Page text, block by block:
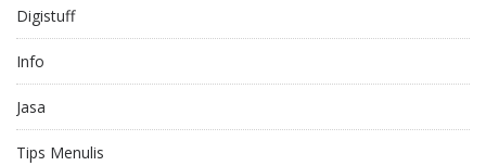
Digistuff
Info
Jasa
Tips Menulis